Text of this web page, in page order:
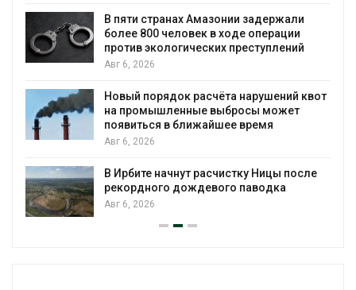
В пяти странах Амазонии задержали
более 800 человек в ходе операции
против экологических преступлений
Авг 6, 2026
Новый порядок расчёта нарушений квот
на промышленные выбросы может
появиться в ближайшее время
Авг 6, 2026
В Ирбите начнут расчистку Ницы после
рекордного дождевого паводка
Авг 6, 2026